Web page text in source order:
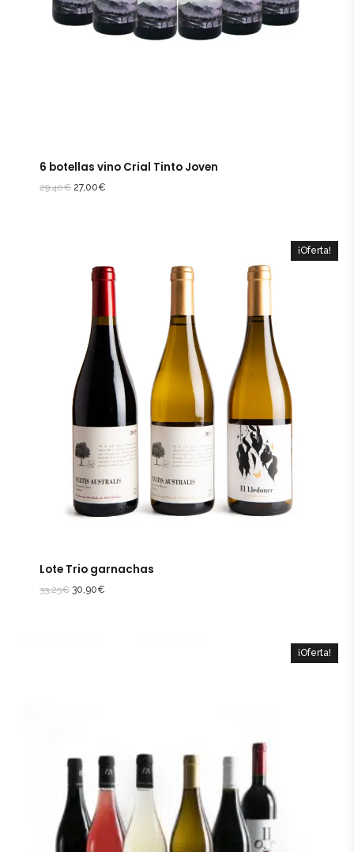
6 botellas vino Crial Tinto Joven
29,40€ 27,00€
¡Oferta!
Lote Trio garnachas
33,25€ 30,90€
¡Oferta!